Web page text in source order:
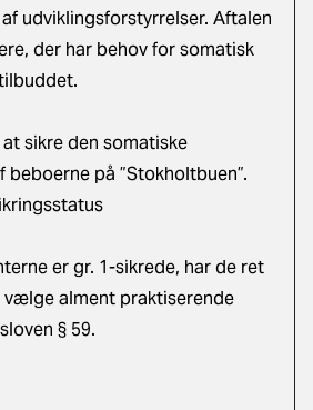
udviklingsforstyrrelser. Aftalen
der har behov for somatisk
sikre den somatiske
på ”Stokholtbuen”.
er gr. 1-sikrede, har de ret
alment praktiserende
§ 59.